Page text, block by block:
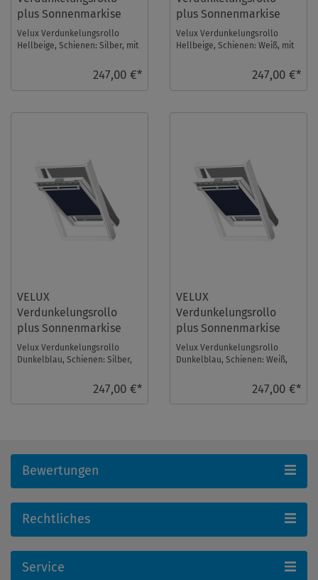
plus Sonnenmarkise
DOP SK08 1085S
Velux Verdunkelungsrollo
Hellbeige, Schienen: Silber, mit
247,00 €*
plus Sonnenmarkise
DOP SK08 1085SWL
Velux Verdunkelungsrollo
Hellbeige, Schienen: Weiß, mit
247,00 €*
VELUX
Verdunkelungsrollo
plus Sonnenmarkise
DOP SK08 1100S
Velux Verdunkelungsrollo
Dunkelblau, Schienen: Silber,
247,00 €*
VELUX
Verdunkelungsrollo
plus Sonnenmarkise
DOP SK08 1100SWL
Velux Verdunkelungsrollo
Dunkelblau, Schienen: Weiß,
Set. Fenstergröße ...247,00 €*
Bewertungen
Rechtliches
Service